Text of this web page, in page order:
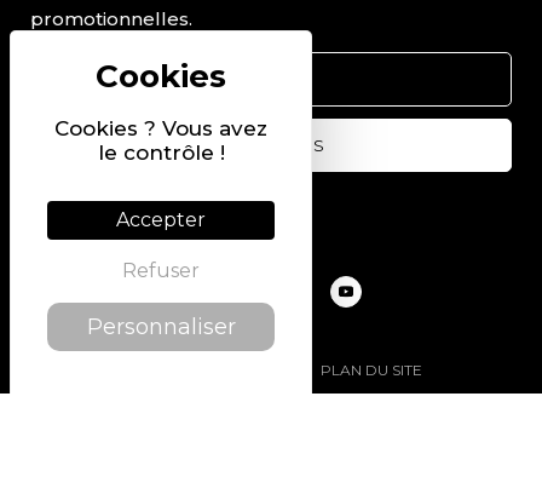
Cookies ? Vous avez
le contrôle !
Accepter
Refuser
Personnaliser
promotionnelles.
Suivez-nous sur
PLAN DU SITE